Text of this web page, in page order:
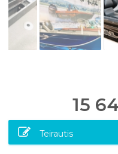
15
Teirautis